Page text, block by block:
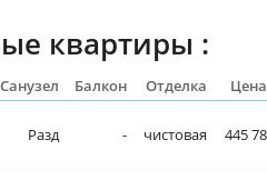
квартиры :
Санузел Балкон Отделка
Разд - чистовая 445